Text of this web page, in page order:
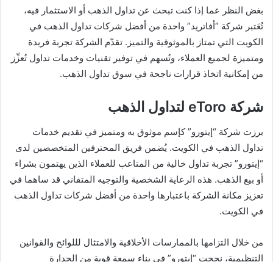
بغض النظر عما إذا كنت تبحث عن تداول الذهب أو الاستثمار فيه،
تُعَتبر شركة “أفاتريد” واحدة من أفضل شركات تداول الذهب في
الكويت التي تمتاز بالموثوقية والتميز. تقدّم الشركة تجربة فريدة
ومتميزة لجميع العملاء، وتُسهم في توفير تقنيات وخدمات تداول تُعزِّز
من إمكانية اتخاذ قرارات ناجحة في سوق تداول الذهب.
شركة eToro لتداول الذهب
برزت شركة “إيتورو” كإسم موثوق به ومتميز في تقديم خدمات
تداول الذهب في الكويت. يُضمن فريق المحترفين المتخصصين لدى
“إيتورو” تجربة تداول خالية من المتاعب للعملاء الذين يهتمون بشراء
أو بيع الذهب. هذه الرعاية الشخصية والتوجيه المتفاني قد ساهما في
تعزيز مكانة الشركة باعتبارها واحدة من أفضل شركات تداول الذهب
في الكويت.
من خلال التزامها بالممارسات الأخلاقية والامتثال لللوائح والقوانين
التنظيمية، نجحت “إيتورو” في بناء سمعة قوية من الجدارة